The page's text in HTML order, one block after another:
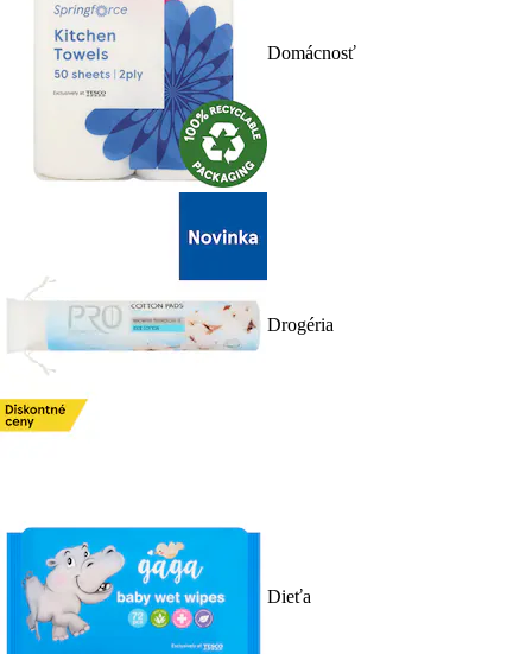
Domácnosť
Drogéria
Dieťa